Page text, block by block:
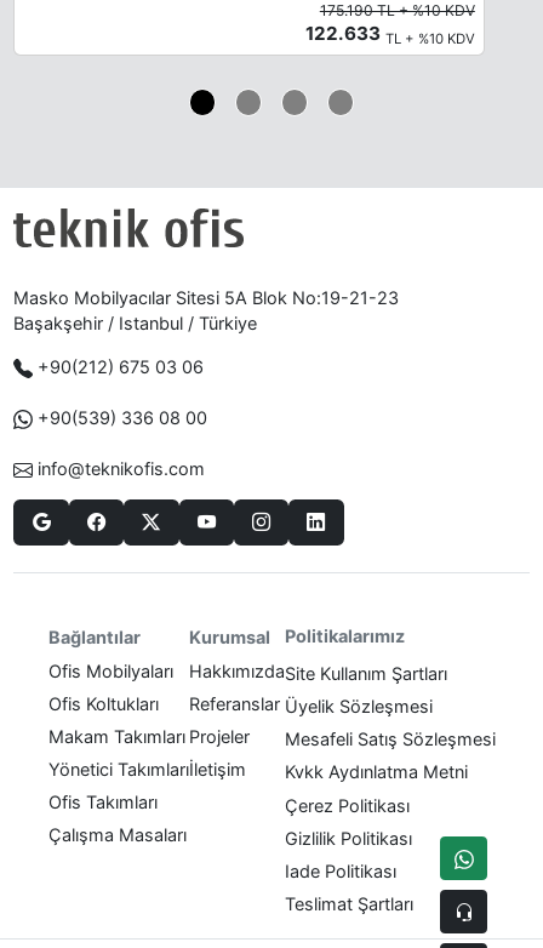
175.190 TL + %10 KDV
122.633 TL + %10 KDV
Masko Mobilyacılar Sitesi 5A Blok No:19-21-23
Başakşehir / Istanbul / Türkiye
+90(212) 675 03 06
+90(539) 336 08 00
info@teknikofis.com
Bağlantılar
Ofis Mobilyaları
Ofis Koltukları
Makam Takımları
Yönetici Takımları
Ofis Takımları
Çalışma Masaları
Kurumsal
Hakkımızda
Referanslar
Projeler
İletişim
Politikalarımız
Site Kullanım Şartları
Üyelik Sözleşmesi
Mesafeli Satış Sözleşmesi
Kvkk Aydınlatma Metni
Çerez Politikası
Gizlilik Politikası
Iade Politikası
Teslimat Şartları